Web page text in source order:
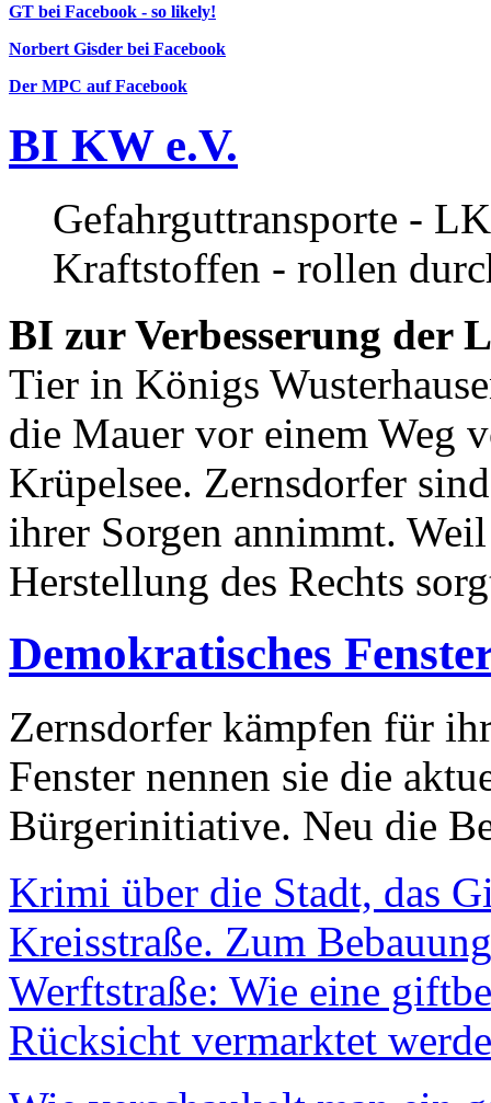
GT bei Facebook - so likely!
Norbert Gisder bei Facebook
Der MPC auf Facebook
BI KW e.V.
Gefahrguttransporte -
Kraftstoffen - rollen
BI zur Verbesserung der
Tier in Königs
die Mauer vor einem Weg
Krüpelsee. Zernsdorfer
ihrer Sorgen annimmt.
Herstellung des Rechts
Demokratisches
Zernsdorfer kämpfen für
Fenster nennen sie die
Bürgerinitiative. Neu die
Krimi über die Stadt, das
Kreisstraße. Zum
Werftstraße: Wie eine
Rücksicht vermarktet